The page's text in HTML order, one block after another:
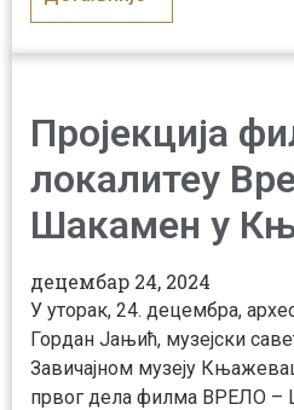
Пројекција
локалитеу
Шакамен у
децембар 24, 2024
У уторак, 24. децембра,
Гордан Јањић, музејски
Завичајном музеју
првог дела филма ВРЕЛО